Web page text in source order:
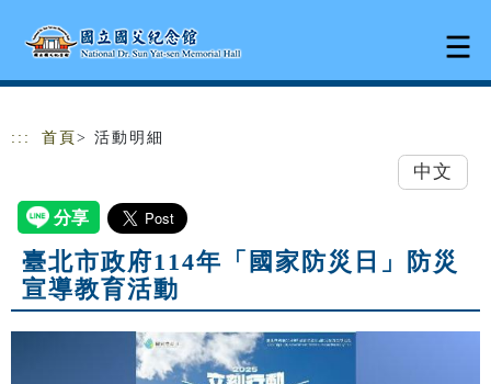
::: 首頁 > 活動明細
中文
臺北市政府114年「國家防災日」防災
宣導教育活動